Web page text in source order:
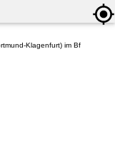
Klagenfurt) im Bf